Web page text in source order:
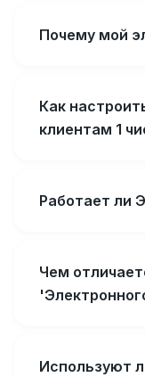
Почему мой
Как
клиентам 1
Работает ли
Чем
Используют